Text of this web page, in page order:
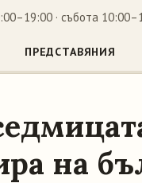
· събота
ПРЕДСТАВЯНИЯ
на